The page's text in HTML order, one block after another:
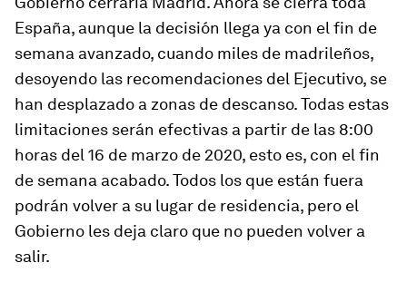
España, aunque la decisión llega ya con el fin de
semana avanzado, cuando miles de madrileños,
desoyendo las recomendaciones del Ejecutivo, se
han desplazado a zonas de descanso. Todas estas
limitaciones serán efectivas a partir de las 8:00
horas del 16 de marzo de 2020, esto es, con el fin
de semana acabado. Todos los que están fuera
podrán volver a su lugar de residencia, pero el
Gobierno les deja claro que no pueden volver a
salir.